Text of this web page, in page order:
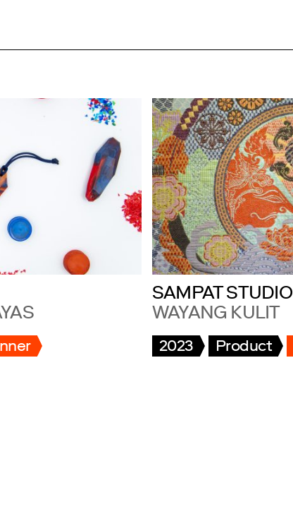
SAMPAT STUDIO
WAYANG KULIT
2023 Product